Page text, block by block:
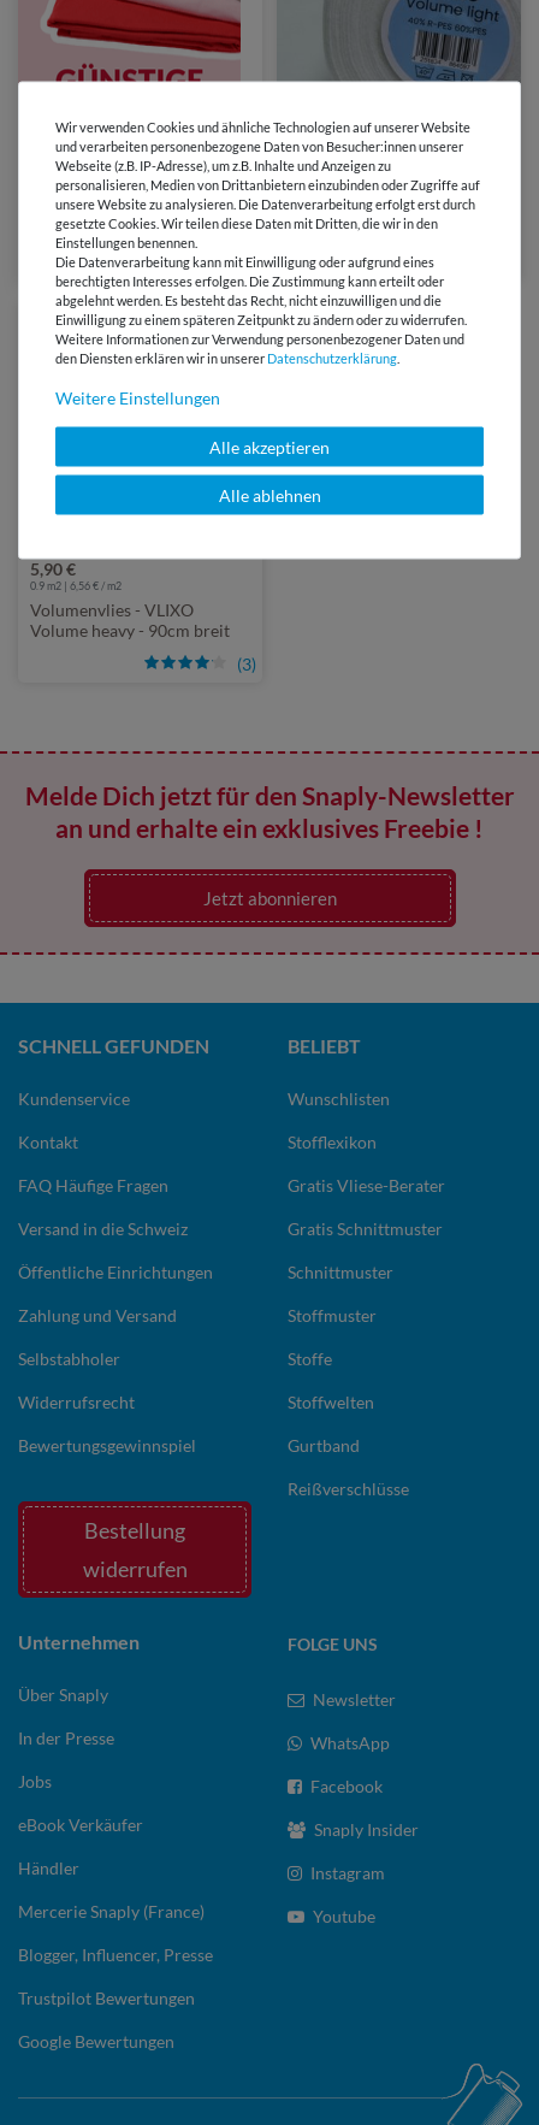
von VLIXO
Mehr Varianten
5,60 €
0.9 m2 | 6,22 € / m2
Volumenvlies - VLIXO
Volume light - 90cm breit
5,90 €
(3)
0.9 m2 | 6,56 € / m2
Volumenvlies - VLIXO
Volume heavy - 90cm breit
Melde Dich jetzt für den Snaply-Newsletter
an und erhalte ein exklusives Freebie !
Jetzt abonnieren
Wir verwenden Cookies und ähnliche Technologien auf unserer Website
und verarbeiten personenbezogene Daten von Besucher:innen unserer
Webseite (z.B. IP-Adresse), um z.B. Inhalte und Anzeigen zu
personalisieren, Medien von Drittanbietern einzubinden oder Zugriffe auf
unsere Website zu analysieren. Die Datenverarbeitung erfolgt erst durch
gesetzte Cookies. Wir teilen diese Daten mit Dritten, die wir in den
Einstellungen benennen.
Die Datenverarbeitung kann mit Einwilligung oder aufgrund eines
berechtigten Interesses erfolgen. Die Zustimmung kann erteilt oder
abgelehnt werden. Es besteht das Recht, nicht einzuwilligen und die
Einwilligung zu einem späteren Zeitpunkt zu ändern oder zu widerrufen.
Weitere Informationen zur Verwendung personenbezogener Daten und
den Diensten erklären wir in unserer Daten­schutz­erklärung
Weitere Einstellungen
Alle akzeptieren
Alle ablehnen
SCHNELL GEFUNDEN
Kundenservice
Kontakt
FAQ Häufige Fragen
Versand in die Schweiz
Öffentliche Einrichtungen
Zahlung und Versand
Selbstabholer
Widerrufsrecht
Bewertungsgewinnspiel
Bestellung
widerrufen
BELIEBT
Wunschlisten
Stofflexikon
Gratis Vliese-Berater
Gratis Schnittmuster
Schnittmuster
Stoffmuster
Stoffe
Stoffwelten
Gurtband
Reißverschlüsse
Unternehmen
Über Snaply
In der Presse
Jobs
eBook Verkäufer
Händler
Mercerie Snaply (France)
Blogger, Influencer, Presse
Trustpilot Bewertungen
Google Bewertungen
FOLGE UNS
Newsletter
WhatsApp
Facebook
Snaply Insider
Instagram
Youtube